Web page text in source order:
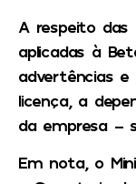
A respeito das
aplicadas à
advertências
licença, a
da empresa –
Em nota, o